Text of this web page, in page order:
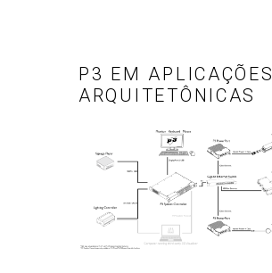
P3 EM APLICAÇÕES
ARQUITETÔNICAS